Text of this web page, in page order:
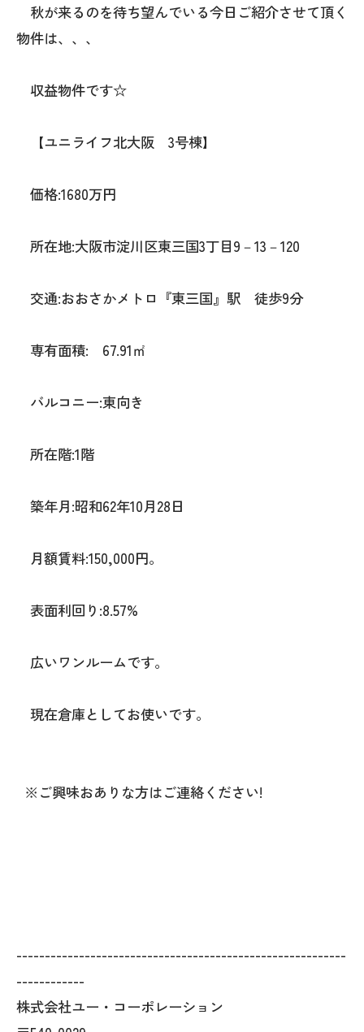
秋が来るのを待ち望んでいる今日ご紹介させて頂く
物件は、、、
収益物件です☆
【ユニライフ北大阪 3号棟】
価格:1680万円
所在地:大阪市淀川区東三国3丁目9－13－120
交通:おおさかメトロ『東三国』駅 徒歩9分
専有面積: 67.91㎡
バルコニー:東向き
所在階:1階
築年月:昭和62年10月28日
月額賃料:150,000円。
表面利回り:8.57%
広いワンルームです。
現在倉庫としてお使いです。
※ご興味おありな方はご連絡ください!
----------------------------------------------------------
------------
株式会社ユー・コーポレーション